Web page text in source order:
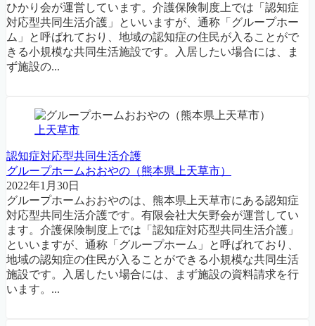
ひかり会が運営しています。介護保険制度上では「認知症
対応型共同生活介護」といいますが、通称「グループホー
ム」と呼ばれており、地域の認知症の住民が入ることがで
きる小規模な共同生活施設です。入居したい場合には、ま
ず施設の...
上天草市
認知症対応型共同生活介護
グループホームおおやの（熊本県上天草市）
2022年1月30日
グループホームおおやのは、熊本県上天草市にある認知症
対応型共同生活介護です。有限会社大矢野会が運営してい
ます。介護保険制度上では「認知症対応型共同生活介護」
といいますが、通称「グループホーム」と呼ばれており、
地域の認知症の住民が入ることができる小規模な共同生活
施設です。入居したい場合には、まず施設の資料請求を行
います。...